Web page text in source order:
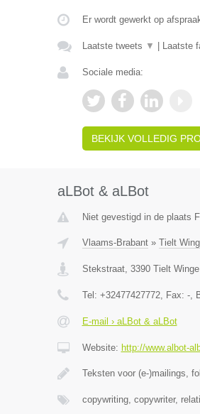
Er wordt gewerkt op
Laatste tweets ▼ Laatste
Sociale media:
BEKIJK VOLLEDIG
aLBot & aLBot
Niet gevestigd in de plaats
Vlaams-Brabant» Tielt
Stekstraat, 3390 Tielt Winge
Tel: +32477427772, Fax: -,
E-mail › aLBot & aLBot
Website: http://www.albot-
Teksten voor (e-)mailings,
copywriting, copywriter,